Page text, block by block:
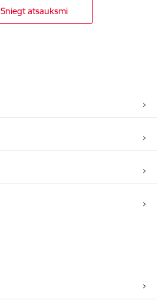
Sniegt atsauksmi